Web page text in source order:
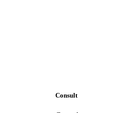
Consult